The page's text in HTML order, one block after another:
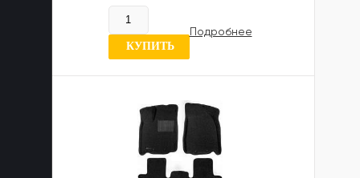
В наличии
0 отзывов
КУПИТЬ
Подробнее